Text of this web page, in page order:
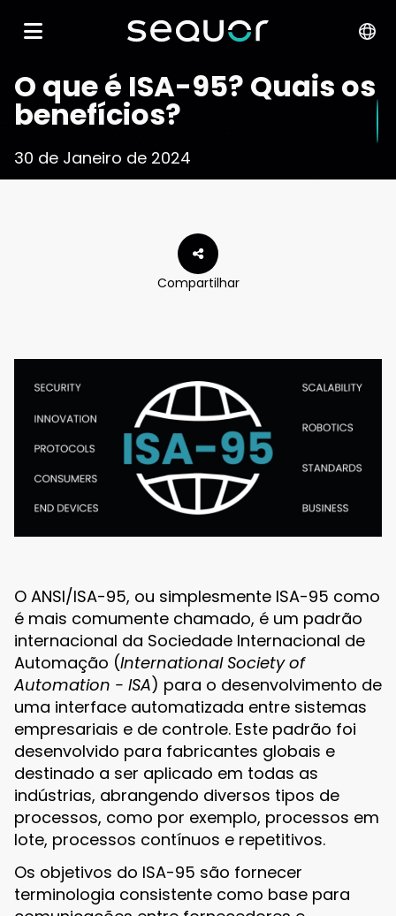
O que é ISA-95? Quais os
benefícios?
30 de Janeiro de 2024
Compartilhar
O ANSI/ISA-95, ou simplesmente ISA-95 como
é mais comumente chamado, é um padrão
internacional da Sociedade Internacional de
Automação (International Society of
Automation - ISA) para o desenvolvimento de
uma interface automatizada entre sistemas
empresariais e de controle. Este padrão foi
desenvolvido para fabricantes globais e
destinado a ser aplicado em todas as
indústrias, abrangendo diversos tipos de
processos, como por exemplo, processos em
lote, processos contínuos e repetitivos.
Os objetivos do ISA-95 são fornecer
terminologia consistente como base para